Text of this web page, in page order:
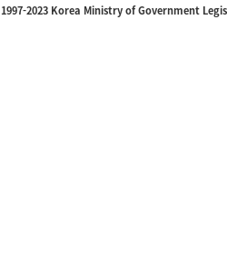
2023 Korea Ministry of Government